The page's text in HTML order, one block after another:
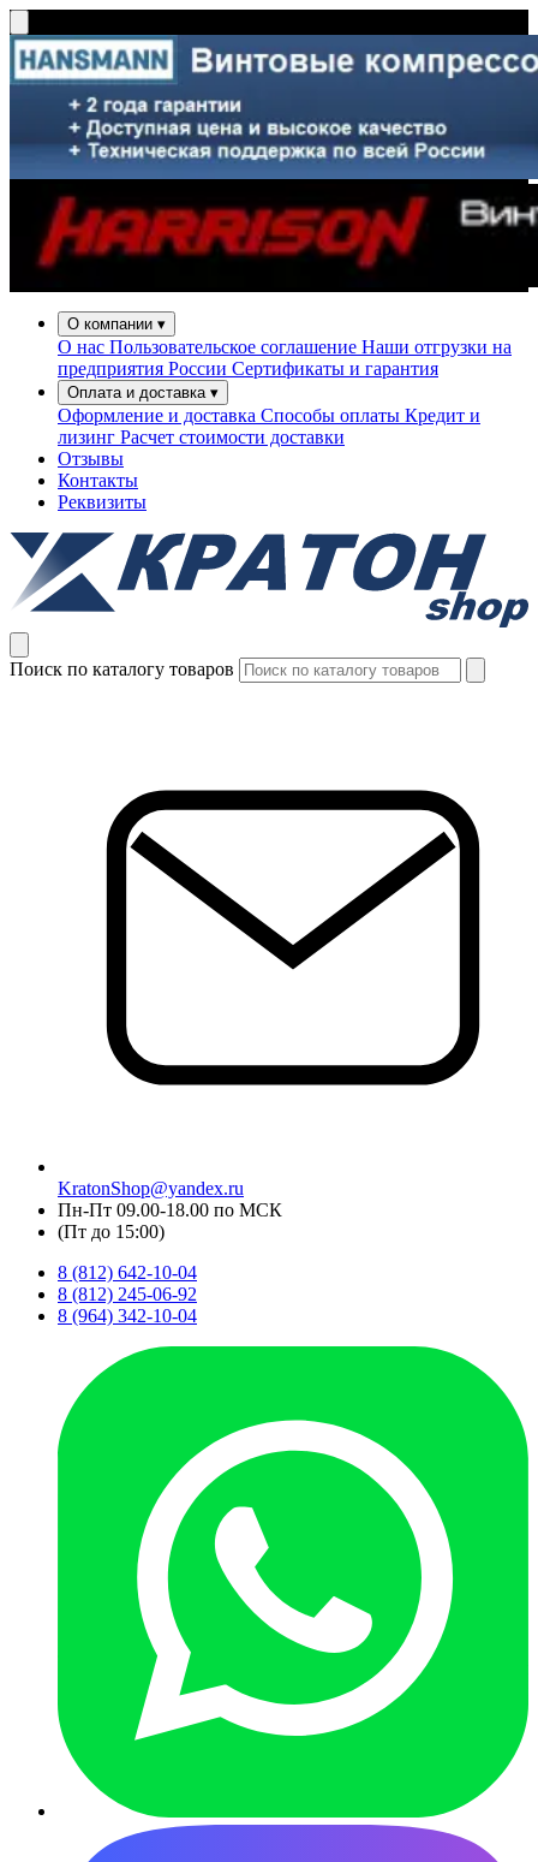
О компании ▾
О нас Пользовательское соглашение Наши отгрузки на
предприятия России Сертификаты и гарантия
Оплата и доставка ▾
Оформление и доставка Способы оплаты Кредит и
лизинг Расчет стоимости доставки
Отзывы
Контакты
Реквизиты
Поиск по каталогу товаров
KratonShop@yandex.ru
Пн-Пт 09.00-18.00 по МСК
(Пт до 15:00)
8 (812) 642-10-04
8 (812) 245-06-92
8 (964) 342-10-04